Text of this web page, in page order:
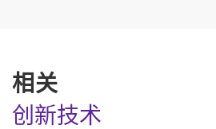
相关
创新技术